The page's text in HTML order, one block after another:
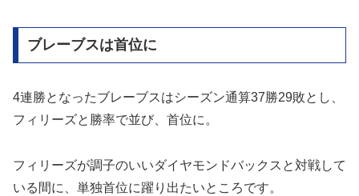
ブレーブスは首位に
4連勝となったブレーブスはシーズン通算37勝29敗とし、
フィリーズと勝率で並び、首位に。
フィリーズが調子のいいダイヤモンドバックスと対戦して
いる間に、単独首位に躍り出たいところです。